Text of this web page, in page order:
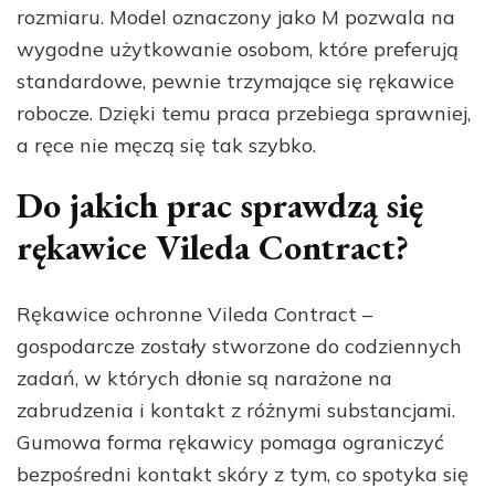
rozmiaru. Model oznaczony jako M pozwala na
wygodne użytkowanie osobom, które preferują
standardowe, pewnie trzymające się rękawice
robocze. Dzięki temu praca przebiega sprawniej,
a ręce nie męczą się tak szybko.
Do jakich prac sprawdzą się
rękawice Vileda Contract?
Rękawice ochronne Vileda Contract –
gospodarcze zostały stworzone do codziennych
zadań, w których dłonie są narażone na
zabrudzenia i kontakt z różnymi substancjami.
Gumowa forma rękawicy pomaga ograniczyć
bezpośredni kontakt skóry z tym, co spotyka się